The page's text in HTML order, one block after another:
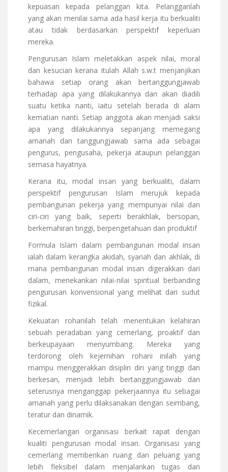
kepuasan kepada pelanggan kita. Pelangganlah
yang akan menilai sama ada hasil kerja itu berkualiti
atau tidak berdasarkan perspektif keperluan
mereka.
Pengurusan Islam meletakkan aspek nilai, moral
dan kesucian kerana itulah Allah s.w.t menjanjikan
bahawa setiap orang akan bertanggungjawab
terhadap apa yang dilakukannya dan akan diadili
suatu ketika nanti, iaitu setelah berada di alam
kematian nanti. Setiap anggota akan menjadi saksi
apa yang dilakukannya sepanjang memegang
amanah dan tanggungjawab sama ada sebagai
pengurus, pengusaha, pekerja ataupun pelanggan
semasa hayatnya.
Kerana itu, modal insan yang berkualiti, dalam
perspektif pengurusan Islam merujuk kepada
pembangunan pekerja yang mempunyai nilai dan
ciri-ciri yang baik, seperti berakhlak, bersopan,
berkemahiran tinggi, berpengetahuan dan produktif
Formula Islam dalam pembangunan modal insan
ialah dalam kerangka akidah, syariah dan akhlak, di
mana pembangunan modal insan digerakkan dari
dalam, menekankan nilai-nilai spiritual berbanding
pengurusan konvensional yang melihat dari sudut
fizikal.
Kekuatan rohanilah telah menentukan kelahiran
sebuah peradaban yang cemerlang, proaktif dan
berkeupayaan menyumbang. Mereka yang
terdorong oleh kejernihan rohani inilah yang
mampu menggerakkan disiplin diri yang tinggi dan
berkesan, menjadi lebih bertanggungjawab dan
seterusnya menganggap pekerjaannya itu sebagai
amanah yang perlu dilaksanakan dengan seimbang,
teratur dan dinamik.
Kecemerlangan organisasi berkait rapat dengan
kualiti pengurusan modal insan. Organisasi yang
cemerlang memberikan ruang dan peluang yang
lebih fleksibel dalam menjalankan tugas dan